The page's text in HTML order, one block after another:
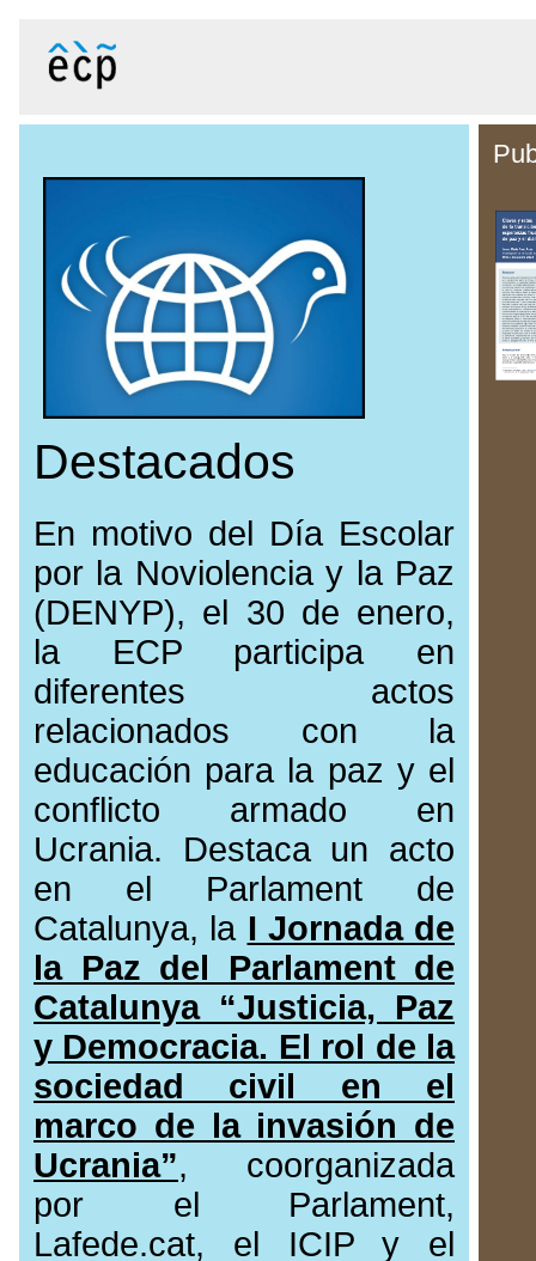
Destacados
En motivo del Día Escolar
por la Noviolencia y la Paz
(DENYP), el 30 de enero,
la ECP participa en
diferentes actos
relacionados con la
educación para la paz y el
conflicto armado en
Ucrania. Destaca un acto
en el Parlament de
Catalunya, la I Jornada de
la Paz del Parlament de
Catalunya “Justicia, Paz
y Democracia. El rol de la
sociedad civil en el
marco de la invasión de
Ucrania”, coorganizada
por el Parlament,
Lafede.cat, el ICIP y el